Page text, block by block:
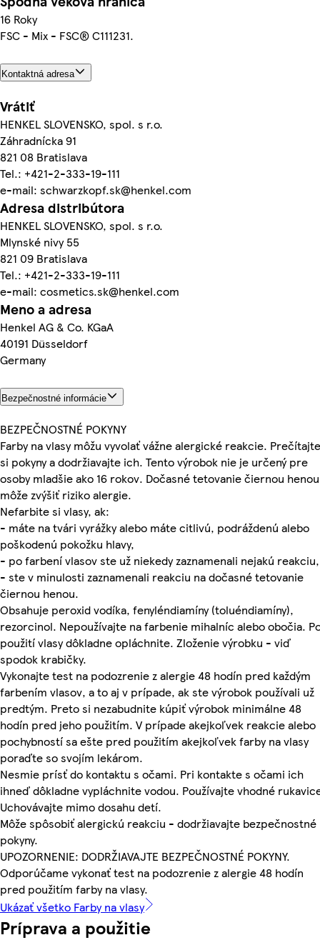
16 Roky
FSC - Mix - FSC® C111231.
Kontaktná adresa
Vrátiť
HENKEL SLOVENSKO, spol. s r.o.
Záhradnícka 91
821 08 Bratislava
Tel.: +421-2-333-19-111
e-mail: schwarzkopf.sk@henkel.com
Adresa distribútora
HENKEL SLOVENSKO, spol. s r.o.
Mlynské nivy 55
821 09 Bratislava
Tel.: +421-2-333-19-111
e-mail: cosmetics.sk@henkel.com
Meno a adresa
Henkel AG & Co. KGaA
40191 Düsseldorf
Germany
Bezpečnostné informácie
BEZPEČNOSTNÉ POKYNY
Farby na vlasy môžu vyvolať vážne alergické reakcie. Prečítajte
si pokyny a dodržiavajte ich. Tento výrobok nie je určený pre
osoby mladšie ako 16 rokov. Dočasné tetovanie čiernou henou
môže zvýšiť riziko alergie.
Nefarbite si vlasy, ak:
- máte na tvári vyrážky alebo máte citlivú, podráždenú alebo
poškodenú pokožku hlavy,
- po farbení vlasov ste už niekedy zaznamenali nejakú reakciu,
- ste v minulosti zaznamenali reakciu na dočasné tetovanie
čiernou henou.
Obsahuje peroxid vodíka, fenyléndiamíny (toluéndiamíny),
rezorcinol. Nepoužívajte na farbenie mihalníc alebo obočia.
použití vlasy dôkladne opláchnite. Zloženie výrobku - viď
spodok krabičky.
Vykonajte test na podozrenie z alergie 48 hodín pred každým
farbením vlasov, a to aj v prípade, ak ste výrobok používali už
predtým. Preto si nezabudnite kúpiť výrobok minimálne 48
hodín pred jeho použitím. V prípade akejkoľvek reakcie alebo
pochybností sa ešte pred použitím akejkoľvek farby na vlasy
poraďte so svojím lekárom.
Nesmie prísť do kontaktu s očami. Pri kontakte s očami ich
ihneď dôkladne vypláchnite vodou. Používajte vhodné
Uchovávajte mimo dosahu detí.
Môže spôsobiť alergickú reakciu - dodržiavajte bezpečnostné
pokyny.
UPOZORNENIE: DODRŽIAVAJTE BEZPEČNOSTNÉ POKYNY.
Odporúčame vykonať test na podozrenie z alergie 48 hodín
pred použitím farby na vlasy.
Ukázať všetko Farby na vlasy
Príprava a použitie